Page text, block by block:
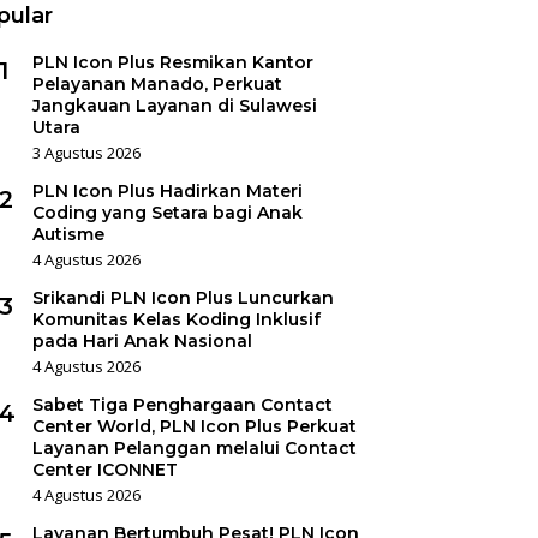
PLN Icon Plus Resmikan Kantor
Pelayanan Manado, Perkuat
Jangkauan Layanan di Sulawesi
Utara
3 Agustus 2026
PLN Icon Plus Hadirkan Materi
Coding yang Setara bagi Anak
Autisme
4 Agustus 2026
Srikandi PLN Icon Plus Luncurkan
Komunitas Kelas Koding Inklusif
pada Hari Anak Nasional
4 Agustus 2026
Sabet Tiga Penghargaan Contact
Center World, PLN Icon Plus Perkuat
Layanan Pelanggan melalui Contact
Center ICONNET
4 Agustus 2026
Layanan Bertumbuh Pesat! PLN Icon